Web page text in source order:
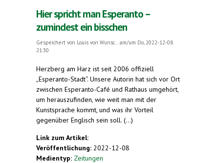
Hier spricht man Esperanto –
zumindest ein bisschen
Gespeichert von Louis von Wunsc...
am/um Do, 2022-12-08
21:30
Herzberg am Harz ist seit 2006 offiziell
„Esperanto-Stadt“. Unsere Autorin hat sich vor Ort
zwischen Esperanto-Café und Rathaus umgehört,
um herauszufinden, wie weit man mit der
Kunstsprache kommt, und was ihr Vorteil
gegenüber Englisch sein soll. (...)
Link zum Artikel:
Veröffentlichung: 2022-12-08
Medientyp: Zeitungen